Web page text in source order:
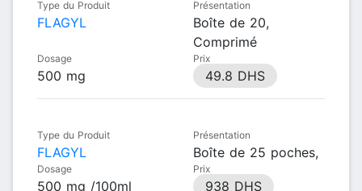
Type du Produit
FLAGYL
Présentation
Boîte de 20,
Comprimé
Dosage
500 mg
Prix
49.8 DHS
Type du Produit
FLAGYL
Présentation
Boîte de 25 poches,
Dosage
500 mg /100ml
Prix
938 DHS